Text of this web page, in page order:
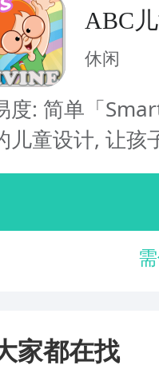
ABC
戏 - 看
休闲
度: 简单「
儿童设计, 让孩
家都在找